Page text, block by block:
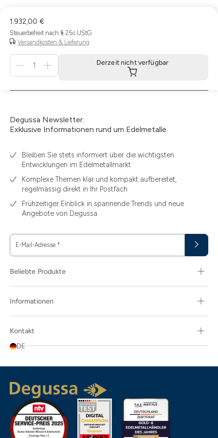
1.932,00 €
Steuerbefreit nach § 25c UStG
Versandkosten & Lieferung
Derzeit
verfügbar
Derzeit nicht verfügbar
Degussa Newsletter:
Exklusive Informationen rund um Edelmetalle.
Bleiben Sie stets informiert über die wichtigsten
Entwicklungen im Edelmetallmarkt
Komplexe Themen klar und kompakt aufbereitet,
regelmässig direkt in Ihr Postfach
Frühzeitiger Einblick in spannende Trends und neue
Angebote von Degussa
E-Mail-Adresse *
Beliebte Produkte
Informationen
Kontakt
DE